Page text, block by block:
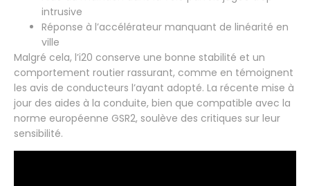
intrusive
Réponse à l’accélérateur manquant de linéarité en
ville
Malgré cela, l’i20 conserve une bonne stabilité et un
comportement routier rassurant, comme en témoignent
les avis de conducteurs l’ayant adopté. La récente mise à
jour des aides à la conduite, bien que compatible avec la
norme européenne GSR2, soulève des critiques sur leur
sensibilité.